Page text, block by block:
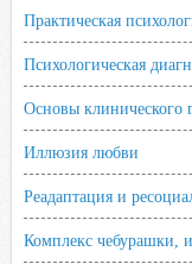
Практическая
Психологическая
Основы клинического
Иллюзия любви
Реадаптация и
Комплекс чебурашки,